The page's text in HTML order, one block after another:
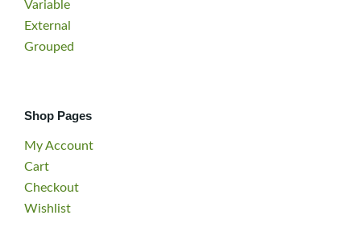
Variable
External
Grouped
Shop Pages
My Account
Cart
Checkout
Wishlist